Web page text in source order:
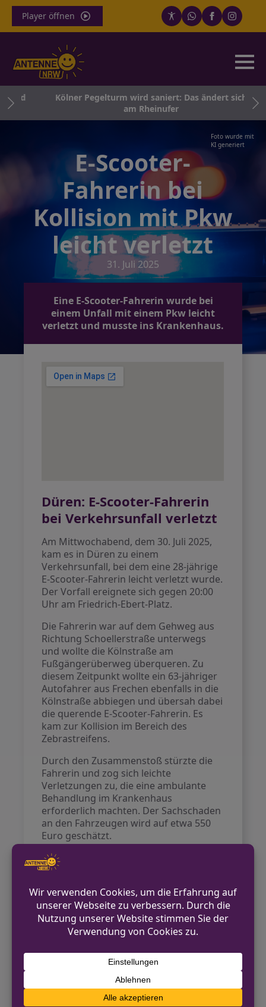
Player öffnen
Kölner Pegelturm wird saniert: Das ändert sich
am Rheinufer
Foto wurde mit
KI generiert
E-Scooter-
Fahrerin bei
Kollision mit Pkw
leicht verletzt
31. Juli 2025
Eine E-Scooter-Fahrerin wurde bei
einem Unfall mit einem Pkw leicht
verletzt und musste ins Krankenhaus.
Düren: E-Scooter-Fahrerin
bei Verkehrsunfall verletzt
Am Mittwochabend, dem 30. Juli 2025,
kam es in Düren zu einem
Verkehrsunfall, bei dem eine 28-jährige
E-Scooter-Fahrerin leicht verletzt wurde.
Der Vorfall ereignete sich gegen 20:00
Uhr am Friedrich-Ebert-Platz.
Die Fahrerin war auf dem Gehweg aus
Richtung Schoellerstraße unterwegs
und wollte die Kölnstraße am
Fußgängerüberweg überqueren. Zu
diesem Zeitpunkt wollte ein 63-jähriger
Autofahrer aus Frechen ebenfalls in die
Kölnstraße abbiegen und übersah dabei
die querende E-Scooter-Fahrerin. Es
kam zur Kollision im Bereich des
Zebrastreifens.
Durch den Zusammenstoß stürzte die
Fahrerin und zog sich leichte
Verletzungen zu, die eine ambulante
Behandlung im Krankenhaus
erforderlich machten. Der Sachschaden
an den Fahrzeugen wird auf etwa 550
Euro geschätzt.
Kontakt für Hinweise /
Polizei Düren
02421 949-1100
pressestelle.dueren@polizei.nrw.de
https://dueren.polizei.nrw/
VORHERIGER BEITRAG
Verkehrsunfall unter Alkoholeinwirkung in